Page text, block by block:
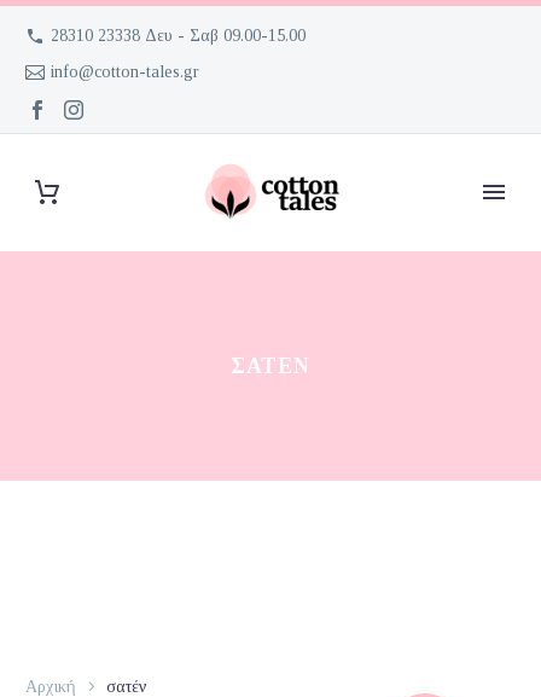
28310 23338 Δευ - Σαβ 09.00-15.00
info@cotton-tales.gr
ΣΑΤΈΝ
Αρχική σατέν